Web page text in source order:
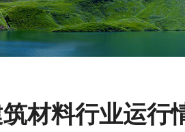
材料行业运行